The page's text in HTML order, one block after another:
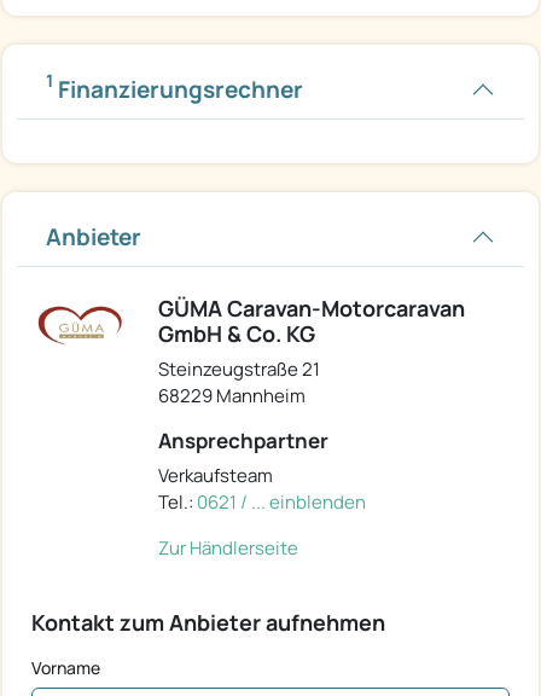
1 Finanzierungsrechner
Anbieter
GÜMA Caravan-Motorcaravan
GmbH & Co. KG
Steinzeugstraße 21
68229 Mannheim
Ansprechpartner
Verkaufsteam
Tel.: 0621 / ... einblenden
Zur Händlerseite
Kontakt zum Anbieter aufnehmen
Vorname